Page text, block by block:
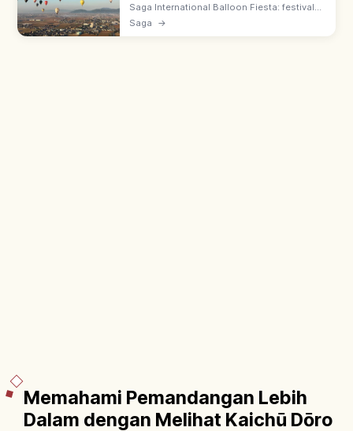
Saga International Balloon Fiesta: festival
balon udara terbesar Asia di Sungai Kase,
Saga. 100+ balon dari berbagai negara, tiap
Saga →
Memahami Pemandangan Lebih
Dalam dengan Melihat Kaichū Dōro